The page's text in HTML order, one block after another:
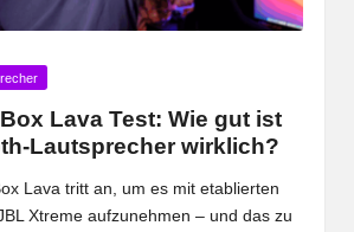
Lava Test: Wie gut ist
Lautsprecher wirklich?
Lava tritt an, um es mit etablierten
Xtreme aufzunehmen – und das zu